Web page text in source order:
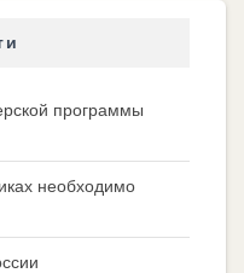
программы
необходимо